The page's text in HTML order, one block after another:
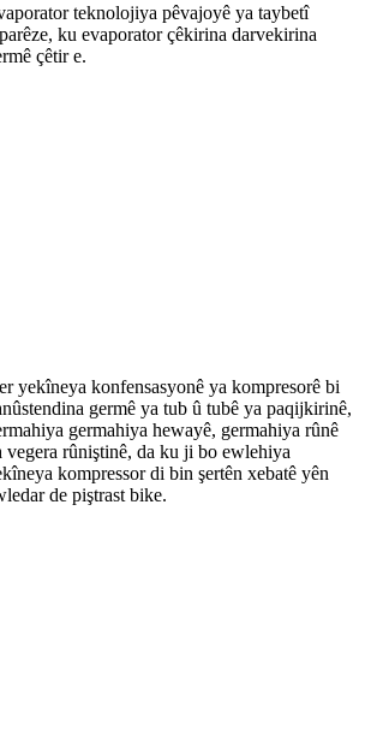
teknolojiya pêvajoyê ya taybetî
ku evaporator çêkirina darvekirina
çêtir e.
yekîneya konfensasyonê ya kompresorê bi
germê ya tub û tubê ya paqijkirinê,
germahiya hewayê, germahiya rûnê
vegera rûniştinê, da ku ji bo ewlehiya
kompressor di bin şertên xebatê yên
de piştrast bike.